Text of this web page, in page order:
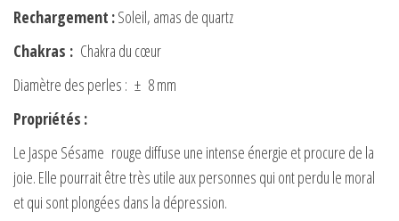
Rechargement :Soleil, amas de quartz
Chakras : Chakra du cœur
Diamètre des perles : ± 8 mm
Propriétés :
Le Jaspe Sésame rouge diffuse une intense énergie et procure de la
joie. Elle pourrait être très utile aux personnes qui ont perdu le moral
et qui sont plongées dans la dépression.